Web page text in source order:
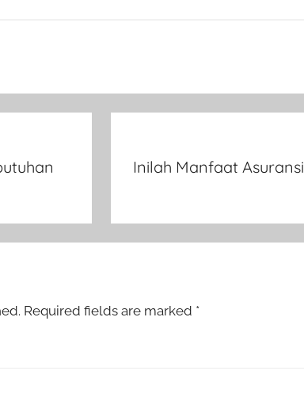
Inilah Manfaat
Required fields are marked *